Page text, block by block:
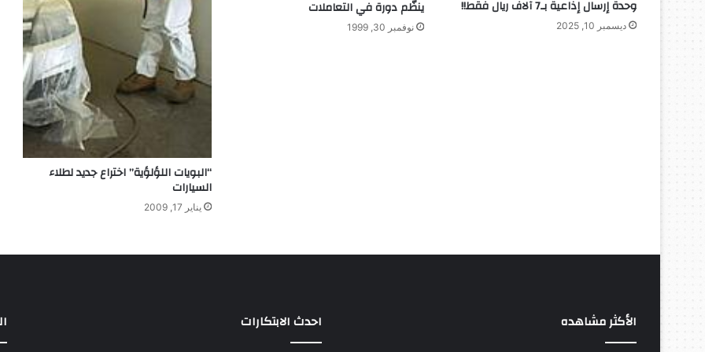
وحدة إرسال إذاعية بـ7 آلاف ريال فقط!!
ديسمبر 10, 2025
ينظّم دورة في التعاملات
نوفمبر 30, 1999
“البويات اللؤلؤية” اختراع جديد لطلاء
السيارات
يناير 17, 2009
الأكثر مشاهده احدث الابتكارات